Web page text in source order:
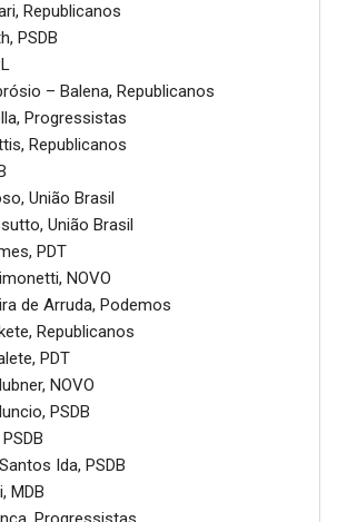
Republicanos
PSDB
– Balena, Republicanos
Progressistas
Republicanos
União Brasil
União Brasil
PDT
NOVO
de Arruda, Podemos
Republicanos
PDT
NOVO
PSDB
Ida, PSDB
MDB